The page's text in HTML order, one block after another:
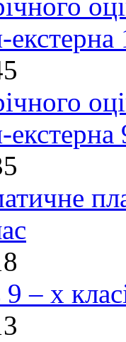
екстерна
екстерна
– х